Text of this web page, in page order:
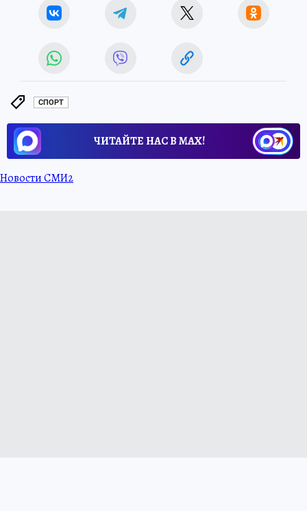
СПОРТ
ЧИТАЙТЕ НАС В МАХ!
Новости СМИ2